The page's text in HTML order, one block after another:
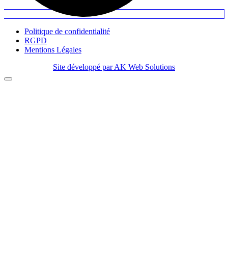
Politique de confidentialité
RGPD
Mentions Légales
Site développé par AK Web Solutions